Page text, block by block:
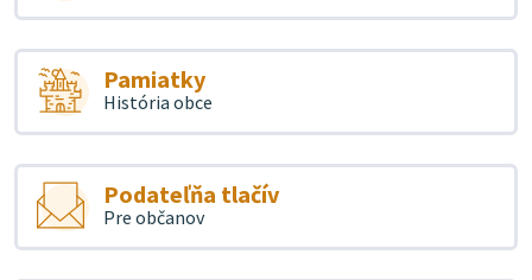
Pamiatky
História obce
Podateľňa tlačív
Pre občanov